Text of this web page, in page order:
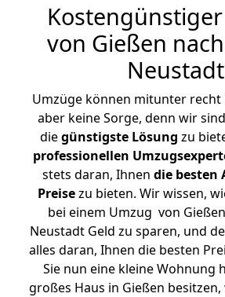
von Gießen
Neustadt
Umzüge können mitunter recht
aber keine Sorge, denn wir
diegünstigste Lösung zu
professionellen
stets daran, Ihnen die besten
Preisezu bieten. Wir wissen,
bei einem Umzug von
Neustadt Geld zu sparen, und
alles daran, Ihnen die besten
Sie nun eine kleine Wohnung
großes Haus in Gießen